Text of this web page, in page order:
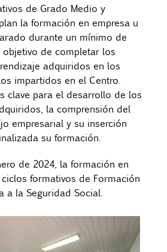
de Grado Medio y
la formación en empresa u
durante un mínimo de
de completar los
adquiridos en los
impartidos en el Centro.
clave para el desarrollo de los
la comprensión del
empresarial y su inserción
su formación.
de 2024, la formación en
formativos de Formación
a la Seguridad Social.